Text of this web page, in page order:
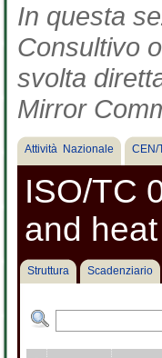
In questa
Consultivo
svolta
Mirror
Attività Nazionale CEN/
ISO/TC
and
Struttura Scadenziario